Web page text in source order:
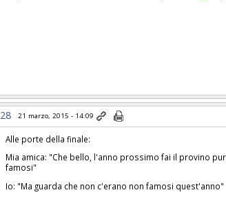
28 21 marzo, 2015 - 14:09
Alle porte della finale:
Mia amica: "Che bello, l'anno prossimo fai il provino
famosi"
Io: "Ma guarda che non c'erano non famosi quest'anno"